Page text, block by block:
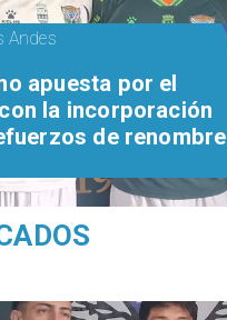
Andes
apuesta por el
la incorporación
de renombre